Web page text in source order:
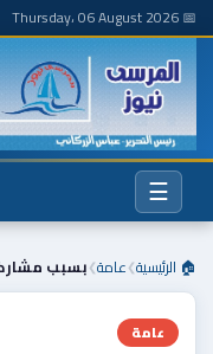
📅 Thursday، 06 August 2026
☰
🏠 الرئيسية❯عامة❯بسبب
عامة